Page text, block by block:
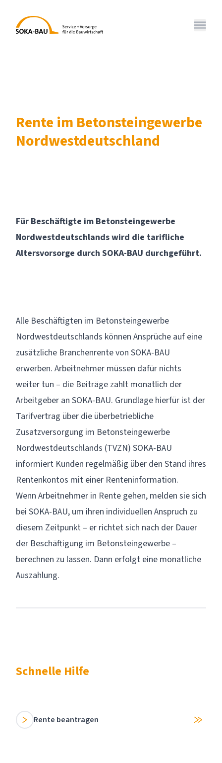
SOKA-BAU Menü
Rente im Betonsteingewerbe
Nordwestdeutschland
Für Beschäftigte im Betonsteingewerbe
Nordwestdeutschlands wird die tarifliche
Altersvorsorge durch SOKA-BAU durchgeführt.
Alle Beschäftigten im Betonsteingewerbe
Nordwestdeutschlands können Ansprüche auf eine
zusätzliche Branchenrente von SOKA-BAU
erwerben. Arbeitnehmer müssen dafür nichts
weiter tun – die Beiträge zahlt monatlich der
Arbeitgeber an SOKA-BAU. Grundlage hierfür ist der
Tarifvertrag über die überbetriebliche
Zusatzversorgung im Betonsteingewerbe
Nordwestdeutschlands (TVZN) SOKA-BAU
informiert Kunden regelmäßig über den Stand ihres
Rentenkontos mit einer Renteninformation.
Wenn Arbeitnehmer in Rente gehen, melden sie sich
bei SOKA-BAU, um ihren individuellen Anspruch zu
diesem Zeitpunkt – er richtet sich nach der Dauer
der Beschäftigung im Betonsteingewerbe –
berechnen zu lassen. Dann erfolgt eine monatliche
Auszahlung.
Schnelle Hilfe
Rente beantragen